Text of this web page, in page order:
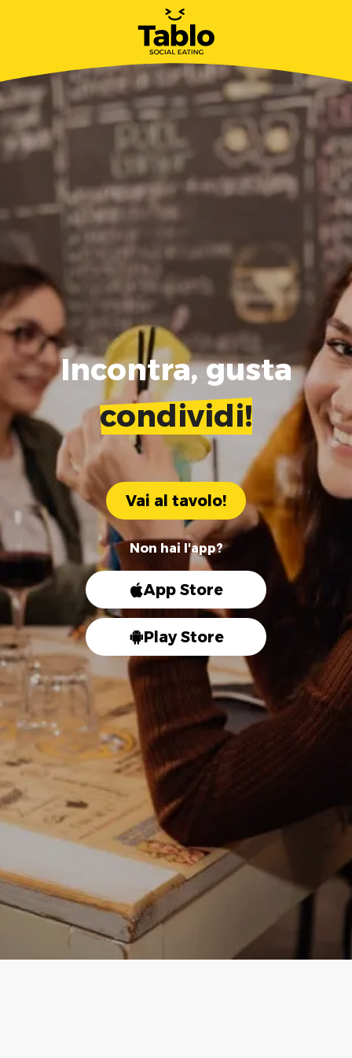
Incontra, gusta
condividi!
Vai al tavolo!
Non hai l'app?
App Store
Play Store